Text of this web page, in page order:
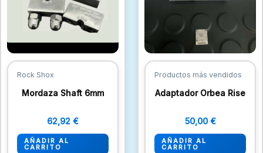
Rock Shox
Mordaza Shaft 6mm
62,92 €
AÑADIR AL
CARRITO
Productos más vendidos
Adaptador Orbea Rise
50,00 €
AÑADIR AL
CARRITO